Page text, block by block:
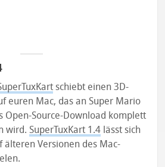
schiebt einen 3D-
euren Mac, das an Super Mario
Open-Source-Download komplett
wird. SuperTuxKart 1.4 lässt sich
älteren Versionen des Mac-